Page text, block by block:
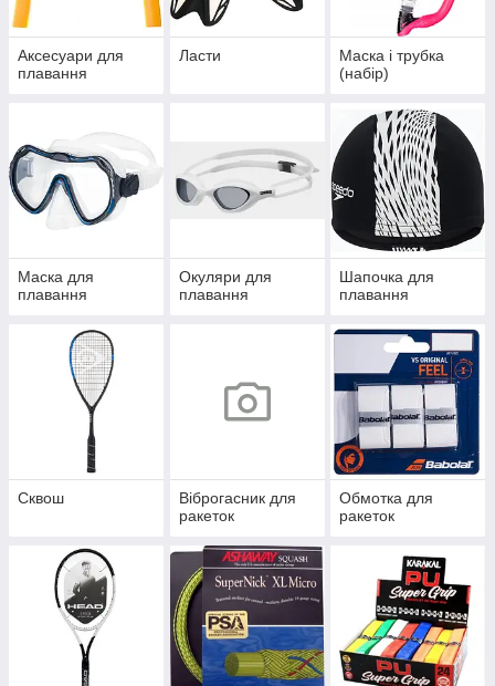
Аксесуари для
плавання
Ласти
Маска і трубка
(набір)
Маска для
плавання
Окуляри для
плавання
Шапочка для
плавання
Сквош
Віброгасник для
ракеток
Обмотка для
ракеток